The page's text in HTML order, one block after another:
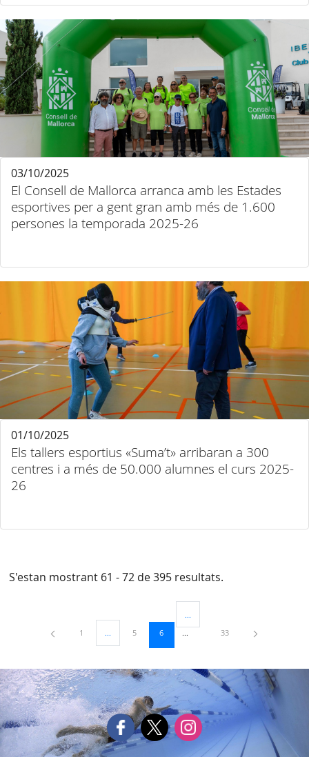
El Consell de Mallorca arranca amb les Estades
esportives per a gent gran amb més de 1.600
persones la temporada 2025-26
03/10/2025
Els tallers esportius «Suma’t» arribaran a 300
centres i a més de 50.000 alumnes el curs 2025-
26
01/10/2025
S'estan mostrant 61 - 72 de 395 resultats.
Pàgina
1 ...Pàgines intermèdies Utilitzeu TAB per navegar.
Pàgina
5 Pàgina
6
Pàgines intermèdies Utilitzeu TAB
Pàgina
33